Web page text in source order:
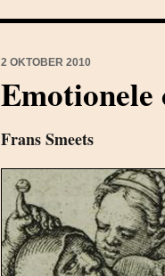
2 OKTOBER 2010
Emotionele
Frans Smeets